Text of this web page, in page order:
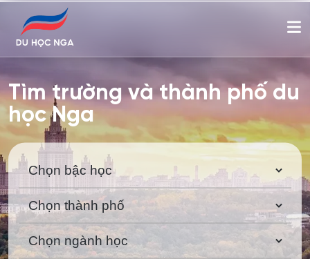
Tìm trường và thành phố du
học Nga